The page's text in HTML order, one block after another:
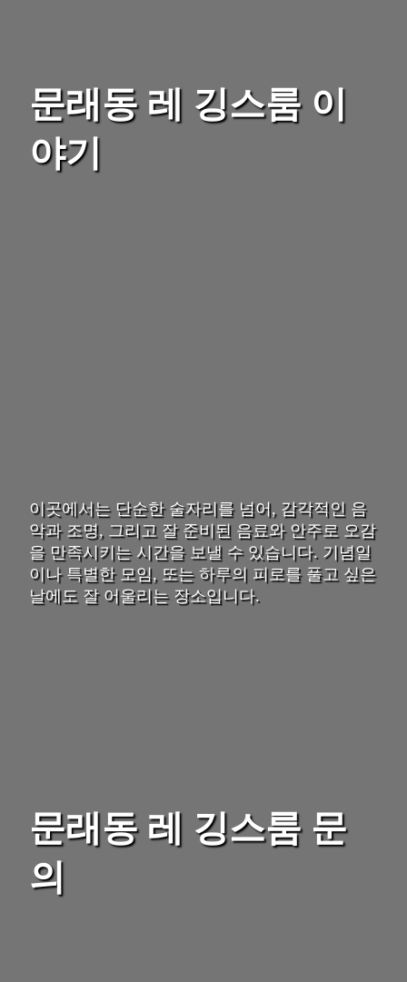
문래동 레 깅스룸 이
야기
이곳에서는 단순한 술자리를 넘어, 감각적인 음
악과 조명, 그리고 잘 준비된 음료와 안주로 오감
을 만족시키는 시간을 보낼 수 있습니다. 기념일
이나 특별한 모임, 또는 하루의 피로를 풀고 싶은
날에도 잘 어울리는 장소입니다.
문래동 레 깅스룸 문
의